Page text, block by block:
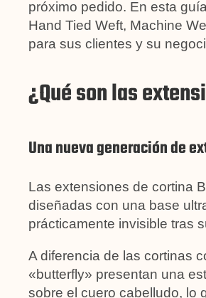
próximo pedido. En esta
Hand Tied Weft, Machine
para sus clientes y su
¿Qué son las
Una nueva generación de
Las extensiones de cortina
diseñadas con una base
prácticamente invisible tras
A diferencia de las cortinas
«butterfly» presentan una
sobre el cuero cabelludo, lo